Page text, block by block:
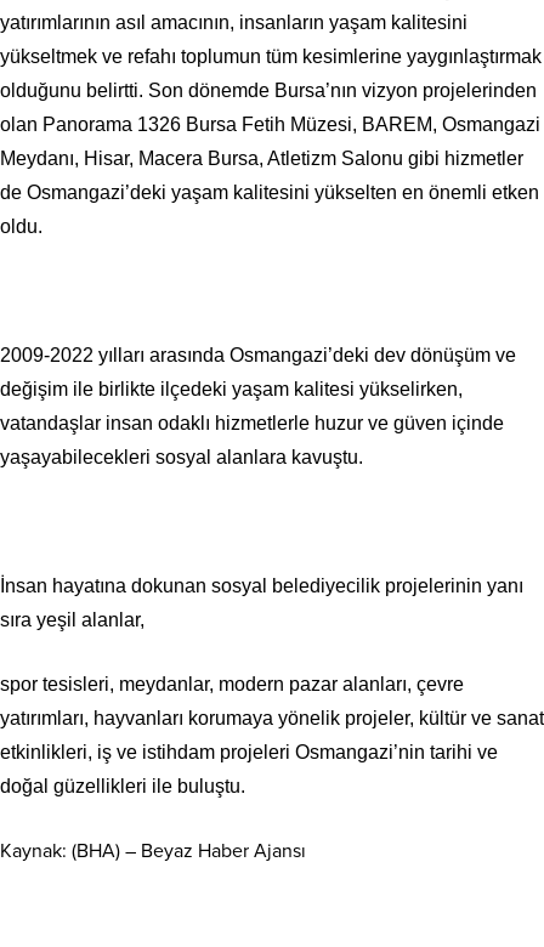
yatırımlarının asıl amacının, insanların yaşam kalitesini
yükseltmek ve refahı toplumun tüm kesimlerine yaygınlaştırmak
olduğunu belirtti. Son dönemde Bursa’nın vizyon projelerinden
olan Panorama 1326 Bursa Fetih Müzesi, BAREM, Osmangazi
Meydanı, Hisar, Macera Bursa, Atletizm Salonu gibi hizmetler
de Osmangazi’deki yaşam kalitesini yükselten en önemli etken
oldu.
2009-2022 yılları arasında Osmangazi’deki dev dönüşüm ve
değişim ile birlikte ilçedeki yaşam kalitesi yükselirken,
vatandaşlar insan odaklı hizmetlerle huzur ve güven içinde
yaşayabilecekleri sosyal alanlara kavuştu.
İnsan hayatına dokunan sosyal belediyecilik projelerinin yanı
sıra yeşil alanlar,
spor tesisleri, meydanlar, modern pazar alanları, çevre
yatırımları, hayvanları korumaya yönelik projeler, kültür ve sanat
etkinlikleri, iş ve istihdam projeleri Osmangazi’nin tarihi ve
doğal güzellikleri ile buluştu.
Kaynak: (BHA) – Beyaz Haber Ajansı